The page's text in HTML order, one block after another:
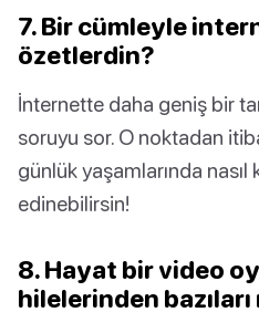
7. Bir cümleyle
özetlerdin?
İnternette daha geniş bir
soruyu sor. O noktadan
günlük yaşamlarında nasıl
edinebilirsin!
8. Hayat bir video
hilelerinden